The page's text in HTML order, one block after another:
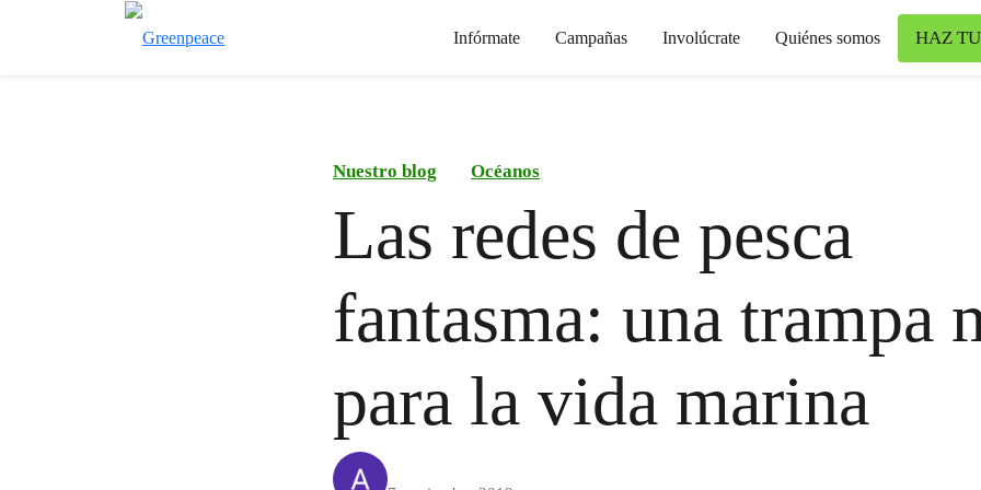
Infórmate Campañas Involúcrate Quiénes somos HAZ
Nuestro blog Océanos
Las redes de pesca
fantasma: una trampa
para la vida marina